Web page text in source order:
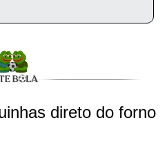
direto do forno